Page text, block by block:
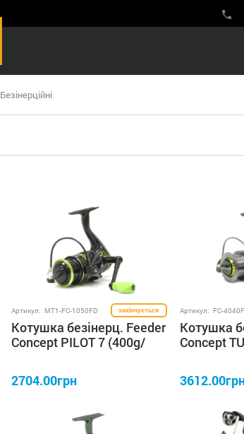
Безінерційні
Артикул: MT1-FC-1050FD закінчується
Котушка безінерц. Feeder
Concept PILOT 7 (400g/
2704.00грн
Артикул: FC-
Котушка
Concept